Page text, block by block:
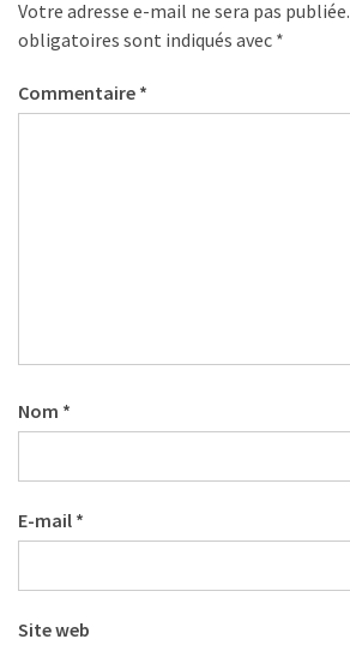
Votre adresse e-mail ne sera pas publiée.
obligatoires sont indiqués avec *
Commentaire *
Nom *
E-mail *
Site web